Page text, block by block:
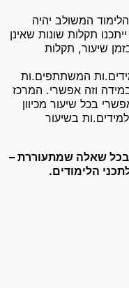
המשולב יהיה
תקלות שונות שאינן
שיעור, תקלות
המשתתפים.ות
וזה אפשרי. המרכז
בכל שיעור מכיוון
בשיעור
בכל שאלה שמתעוררת –
הלימודים.